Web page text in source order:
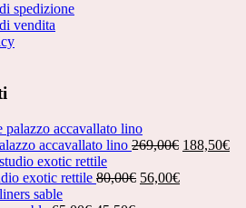
spedizione
vendita
accavallato lino 269,00€ Il188,50€Il
exotic rettile 80,00€ Il
56,00€Il